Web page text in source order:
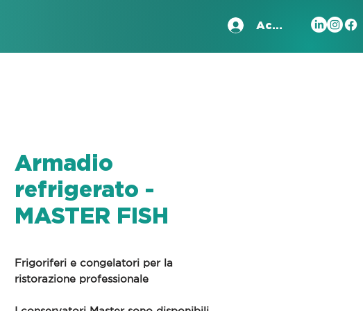
Accedi
Armadio
refrigerato -
MASTER FISH
Frigoriferi e congelatori per la
ristorazione professionale